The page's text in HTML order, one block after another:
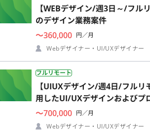
【WEBデザイン/週3日～/フル
のデザイン業務案件
〜360,000 円／月
Webデザイナー・UI/UXデザイナー
フルリモート
【UIUXデザイン/週4日/フルリ
用したUI/UXデザインおよびプ
〜700,000 円／月
Webデザイナー・UI/UXデザイナー